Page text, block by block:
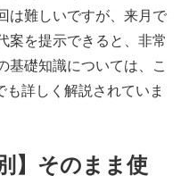
は難しいですが、来月で
案を提示できると、非常
基礎知識については、こ
も詳しく解説されていま
】そのまま使